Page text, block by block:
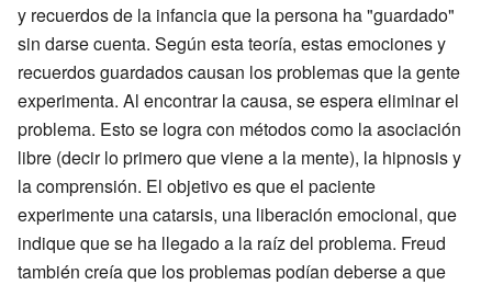
y recuerdos de la infancia que la persona ha "guardado"
sin darse cuenta. Según esta teoría, estas emociones y
recuerdos guardados causan los problemas que la gente
experimenta. Al encontrar la causa, se espera eliminar el
problema. Esto se logra con métodos como la asociación
libre (decir lo primero que viene a la mente), la hipnosis y
la comprensión. El objetivo es que el paciente
experimente una catarsis, una liberación emocional, que
indique que se ha llegado a la raíz del problema. Freud
también creía que los problemas podían deberse a que